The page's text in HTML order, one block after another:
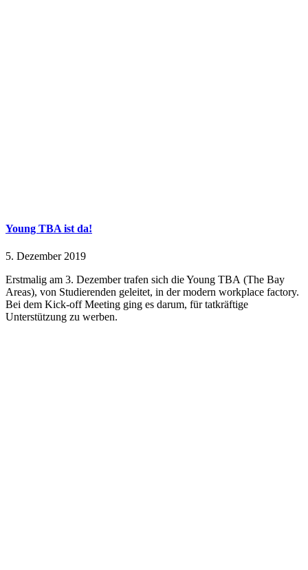
Young TBA ist da!
5. Dezember 2019
Erstmalig am 3. Dezember trafen sich die Young TBA (The Bay
Areas), von Studierenden geleitet, in der modern workplace factory.
Bei dem Kick-off Meeting ging es darum, für tatkräftige
Unterstützung zu werben.